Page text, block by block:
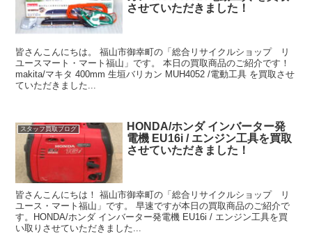
させていただきました！
皆さんこんにちは。 福山市御幸町の「総合リサイクルショップ リ
ユースマート・マート福山」です。 本日の買取商品のご紹介です！
makita/マキタ 400mm 生垣バリカン MUH4052 /電動工具 を買取させ
ていただきました...
スタッフ買取ブログ
HONDA/ホンダ インバーター発
電機 EU16i / エンジン工具を買取
させていただきました！
皆さんこんにちは！ 福山市御幸町の「総合リサイクルショップ リ
ユース・マート福山」です。 早速ですが本日の買取商品のご紹介で
す。HONDA/ホンダ インバーター発電機 EU16i / エンジン工具を買
い取りさせていただきました...